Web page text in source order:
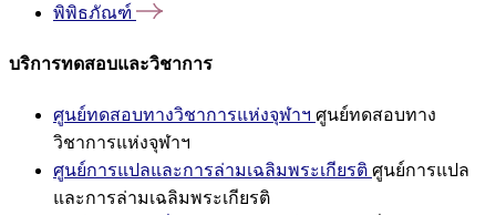
พิพิธภัณฑ์
บริการทดสอบและวิชาการ
ศูนย์ทดสอบทางวิชาการแห่งจุฬาฯ ศูนย์ทดสอบทาง
วิชาการแห่งจุฬาฯ
ศูนย์การแปลและการล่ามเฉลิมพระเกียรติ ศูนย์การแปล
และการล่ามเฉลิมพระเกียรติ